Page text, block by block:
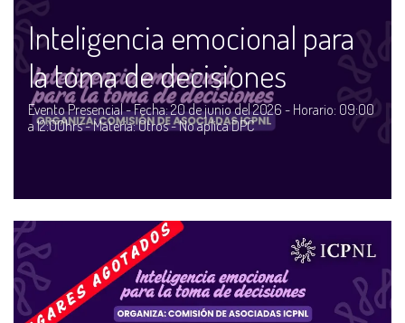
Inteligencia emocional para
la toma de decisiones
Evento Presencial - Fecha: 20 de junio del 2026 - Horario: 09:00
a 12:00hrs - Materia: Otros - No aplica DPC